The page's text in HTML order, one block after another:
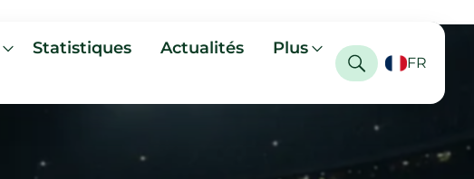
Statistiques Actualités Plus
FR